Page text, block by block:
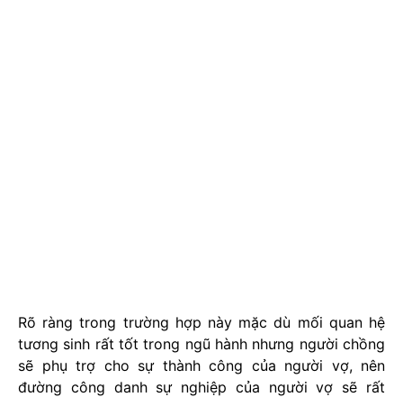
Rõ ràng trong trường hợp này mặc dù mối quan hệ
tương sinh rất tốt trong ngũ hành nhưng người chồng
sẽ phụ trợ cho sự thành công của người vợ, nên
đường công danh sự nghiệp của người vợ sẽ rất